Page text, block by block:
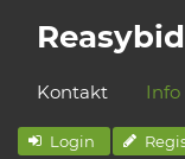
Reasybid
Kontakt Info
Login